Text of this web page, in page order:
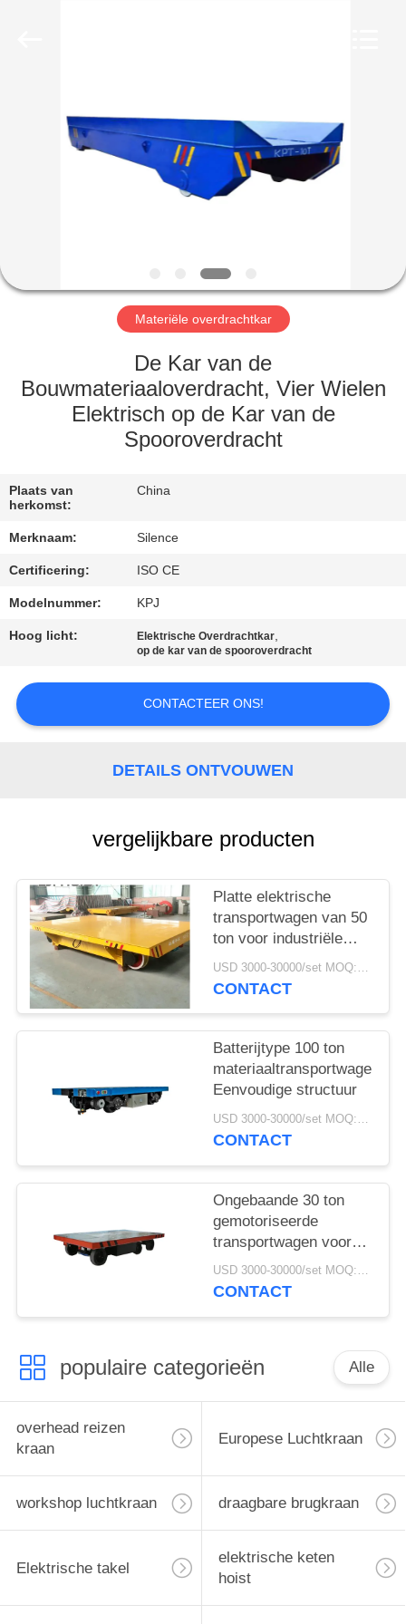
PRODUCTEN
FABRIEKSREIS
KWALITEITSCONTROLE
CONTACTEER
VERZOEK
OM
CITAAT
SITEMAP
PRIVACY
POLICY
Materiële overdrachtkar
De Kar van de
Bouwmateriaaloverdracht, Vier Wielen
Elektrisch op de Kar van de
Spooroverdracht
Plaats van
herkomst:
China
Merknaam: Silence
Certificering: ISO CE
Modelnummer: KPJ
Hoog licht: Elektrische Overdrachtkar,
op de kar van de spooroverdracht
CONTACTEER ONS!
DETAILS ONTVOUWEN
vergelijkbare producten
Platte elektrische
transportwagen van 50
ton voor industriële
werkplaats
USD 3000-30000/set MOQ:1 stel
CONTACT
Batterijtype 100 ton
materiaaltransportwagen
Eenvoudige structuur
USD 3000-30000/set MOQ:1 stel
CONTACT
Ongebaande 30 ton
gemotoriseerde
transportwagen voor
magazijn
USD 3000-30000/set MOQ:1 stel
CONTACT
populaire categorieën Alle
overhead reizen
kraan
Europese Luchtkraan
workshop luchtkraan draagbare brugkraan
Elektrische takel
elektrische keten
hoist